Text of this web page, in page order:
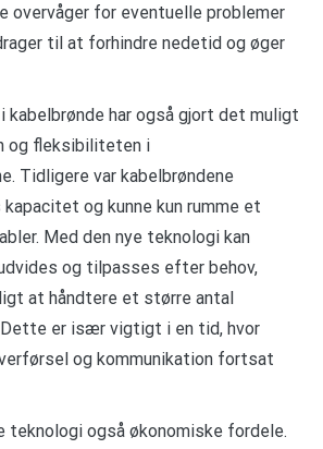
overvåger for eventuelle problemer
til at forhindre nedetid og øger
kabelbrønde har også gjort det muligt
og fleksibiliteten i
Tidligere var kabelbrøndene
og kunne kun rumme et
Med den nye teknologi kan
og tilpasses efter behov,
at håndtere et større antal
er især vigtigt i en tid, hvor
og kommunikation fortsat
teknologi også økonomiske fordele.